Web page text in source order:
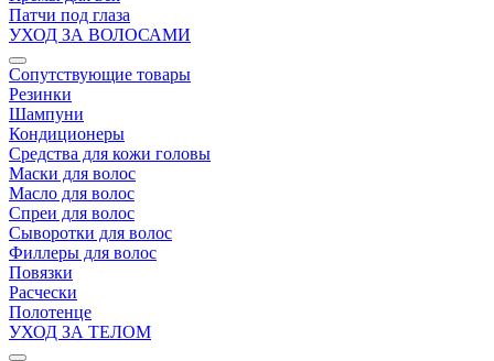
Патчи под глаза
УХОД ЗА ВОЛОСАМИ
Сопутствующие товары
Резинки
Шампуни
Кондиционеры
Средства для кожи головы
Маски для волос
Масло для волос
Спреи для волос
Сыворотки для волос
Филлеры для волос
Повязки
Расчески
Полотенце
УХОД ЗА ТЕЛОМ